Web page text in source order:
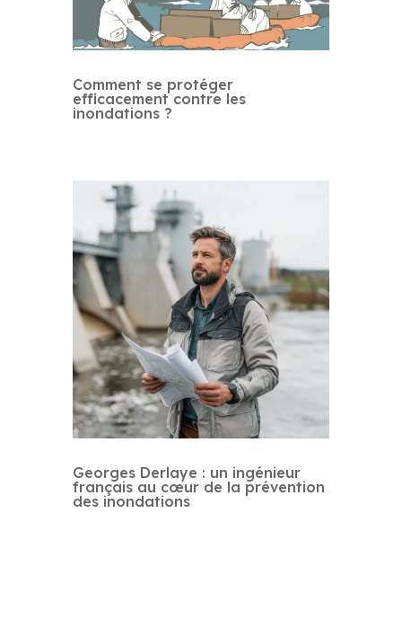
Comment se protéger
efficacement contre les
inondations ?
Georges Derlaye : un ingénieur
français au cœur de la prévention
des inondations